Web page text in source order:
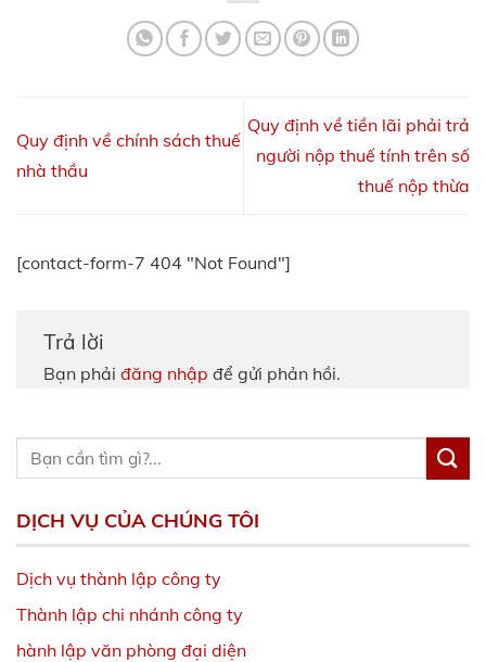
Quy định về chính sách thuế
nhà thầu
Quy định về tiền lãi phải trả
người nộp thuế tính trên số
thuế nộp thừa
[contact-form-7 404 "Not Found"]
Trả lời
Bạn phải đăng nhập để gửi phản hồi.
DỊCH VỤ CỦA CHÚNG TÔI
Dịch vụ thành lập công ty
Thành lập chi nhánh công ty
hành lập văn phòng đại diện